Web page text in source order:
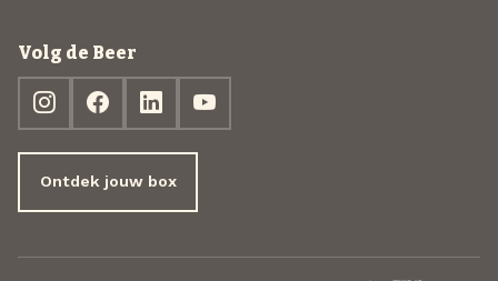
Volg de Beer
Ontdek jouw box